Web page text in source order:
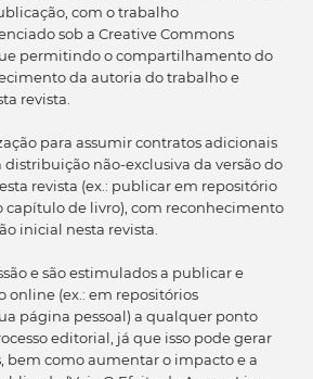
com o trabalho
sob a Creative Commons
permitindo o compartilhamento do
da autoria do trabalho e
revista.
para assumir contratos adicionais
não-exclusiva da versão do
revista (ex.: publicar em repositório
capítulo de livro), com reconhecimento
inicial nesta revista.
e são estimulados a publicar e
online (ex.: em repositórios
página pessoal) a qualquer ponto
editorial, já que isso pode gerar
bem como aumentar o impacto e a